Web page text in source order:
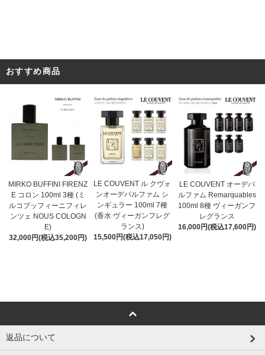
おすすめ商品
MIRKO BUFFINI FIRENZ
E コロン 100ml 3種 (ミ
ルコブッフィーニフィレ
ンツェ NOUS COLOGN
E)
32,000円(税込35,200円)
LE COUVENT ル クヴォ
ンオーデパルファム シ
ンギュラー 100ml 7種
(香水 ヴィーガンフレグ
ランス)
15,500円(税込17,050円)
LE COUVENT オーデパ
ルファム Remarquables
100ml 8種 ヴィーガンフ
レグランス
16,000円(税込17,600円)
返品について